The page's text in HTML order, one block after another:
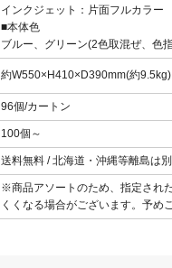
インクジェット：片面フルカラー
■本体色
ブルー、グリーン(2色取混ぜ、色
約W550×H410×D390mm(約9.5kg)
96個/カートン
100個～
送料無料 / 北海道・沖縄等離島は
※商品アソートのため、指定され
くくなる場合がございます。予め